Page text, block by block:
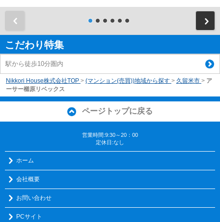
こだわり特集
駅から徒歩10分圏内
Nikkori House株式会社TOP > (マンション(売買))地域から探す > 久留米市 > ア
ーサー櫛原リベックス
ページトップに戻る
営業時間:9:30～20：00
定休日:なし
ホーム
会社概要
お問い合わせ
PCサイト